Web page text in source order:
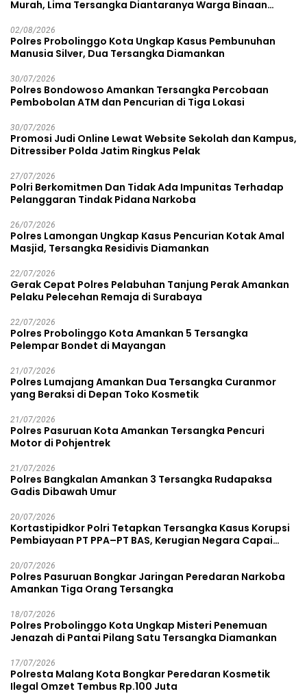
Murah, Lima Tersangka Diantaranya Warga Binaan
02/08/2026
Polres Probolinggo Kota Ungkap Kasus Pembunuhan
Manusia Silver, Dua Tersangka Diamankan
30/07/2026
Polres Bondowoso Amankan Tersangka Percobaan
Pembobolan ATM dan Pencurian di Tiga Lokasi
30/07/2026
Promosi Judi Online Lewat Website Sekolah dan Kampus,
Ditressiber Polda Jatim Ringkus Pelak
27/07/2026
Polri Berkomitmen Dan Tidak Ada Impunitas Terhadap
Pelanggaran Tindak Pidana Narkoba
26/07/2026
Polres Lamongan Ungkap Kasus Pencurian Kotak Amal
Masjid, Tersangka Residivis Diamankan
22/07/2026
Gerak Cepat Polres Pelabuhan Tanjung Perak Amankan
Pelaku Pelecehan Remaja di Surabaya
22/07/2026
Polres Probolinggo Kota Amankan 5 Tersangka
Pelempar Bondet di Mayangan
21/07/2026
Polres Lumajang Amankan Dua Tersangka Curanmor
yang Beraksi di Depan Toko Kosmetik
21/07/2026
Polres Pasuruan Kota Amankan Tersangka Pencuri
Motor di Pohjentrek
21/07/2026
Polres Bangkalan Amankan 3 Tersangka Rudapaksa
Gadis Dibawah Umur
20/07/2026
Kortastipidkor Polri Tetapkan Tersangka Kasus Korupsi
Pembiayaan PT PPA–PT BAS, Kerugian Negara Capai
20/07/2026
Polres Pasuruan Bongkar Jaringan Peredaran Narkoba
Amankan Tiga Orang Tersangka
18/07/2026
Polres Probolinggo Kota Ungkap Misteri Penemuan
Jenazah di Pantai Pilang Satu Tersangka Diamankan
17/07/2026
Polresta Malang Kota Bongkar Peredaran Kosmetik
Ilegal Omzet Tembus Rp.100 Juta